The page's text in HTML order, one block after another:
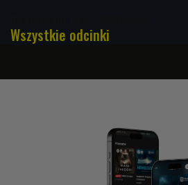
Wszystkie odcinki